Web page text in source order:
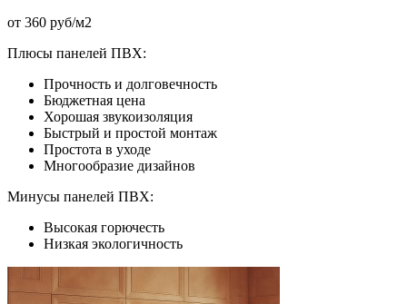
от 360 руб/м2
Плюсы панелей ПВХ:
Прочность и долговечность
Бюджетная цена
Хорошая звукоизоляция
Быстрый и простой монтаж
Простота в уходе
Многообразие дизайнов
Минусы панелей ПВХ:
Высокая горючесть
Низкая экологичность